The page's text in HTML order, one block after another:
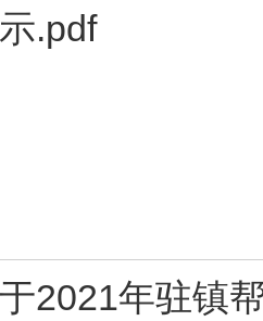
.pdf
于2021年驻镇